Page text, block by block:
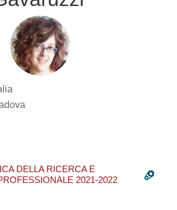
DELLA RICERCA E
2021-2022